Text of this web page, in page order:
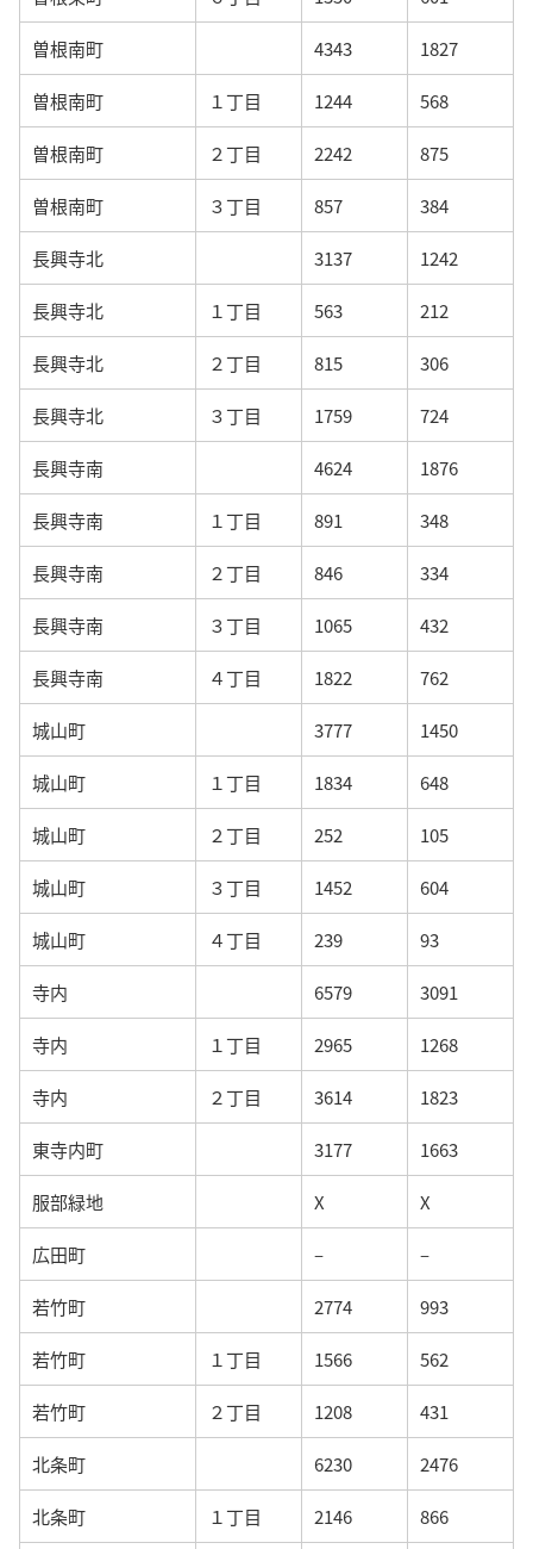
曽根南町 4343 1827
曽根南町 １丁目 1244 568
曽根南町 ２丁目 2242 875
曽根南町 ３丁目 857 384
長興寺北 3137 1242
長興寺北 １丁目 563 212
長興寺北 ２丁目 815 306
長興寺北 ３丁目 1759 724
長興寺南 4624 1876
長興寺南 １丁目 891 348
長興寺南 ２丁目 846 334
長興寺南 ３丁目 1065 432
長興寺南 ４丁目 1822 762
城山町 3777 1450
城山町 １丁目 1834 648
城山町 ２丁目 252 105
城山町 ３丁目 1452 604
城山町 ４丁目 239 93
寺内 6579 3091
寺内 １丁目 2965 1268
寺内 ２丁目 3614 1823
東寺内町 3177 1663
服部緑地 X X
広田町 – –
若竹町 2774 993
若竹町 １丁目 1566 562
若竹町 ２丁目 1208 431
北条町 6230 2476
北条町 １丁目 2146 866